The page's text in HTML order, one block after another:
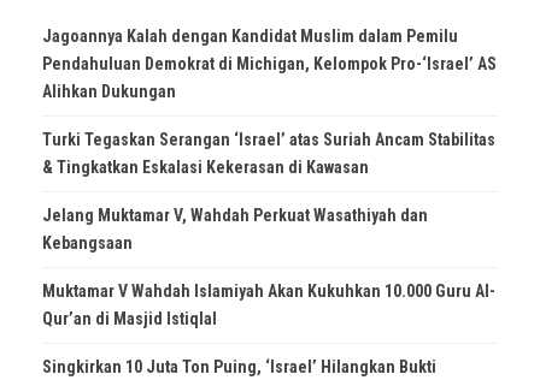
Jagoannya Kalah dengan Kandidat Muslim dalam Pemilu
Pendahuluan Demokrat di Michigan, Kelompok Pro-‘Israel’ AS
Alihkan Dukungan
Turki Tegaskan Serangan ‘Israel’ atas Suriah Ancam Stabilitas
& Tingkatkan Eskalasi Kekerasan di Kawasan
Jelang Muktamar V, Wahdah Perkuat Wasathiyah dan
Kebangsaan
Muktamar V Wahdah Islamiyah Akan Kukuhkan 10.000 Guru Al-
Qur’an di Masjid Istiqlal
Singkirkan 10 Juta Ton Puing, ‘Israel’ Hilangkan Bukti